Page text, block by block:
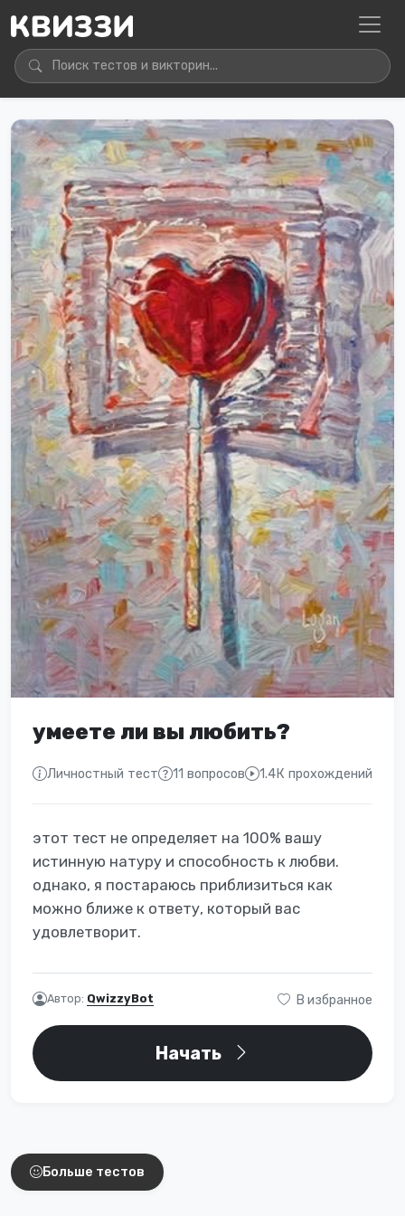
умеете ли вы любить?
Личностный тест 11 вопросов 1.4К прохождений
этот тест не определяет на 100% вашу
истинную натуру и способность к любви.
однако, я постараюсь приблизиться как
можно ближе к ответу, который вас
удовлетворит.
Автор: QwizzyBot В избранное
Начать
Интересные тесты
Больше тестов